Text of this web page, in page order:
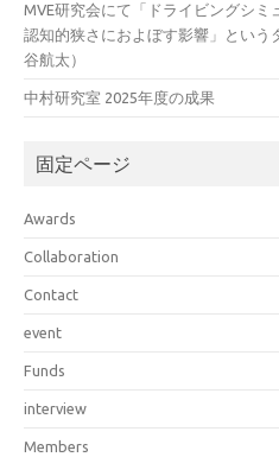
MVE研究会にて「ドライビングシ
認知的狭さにおよぼす影響」という
谷航太）
中村研究室 2025年度の成果
固定ページ
Awards
Collaboration
Contact
event
Funds
interview
Members